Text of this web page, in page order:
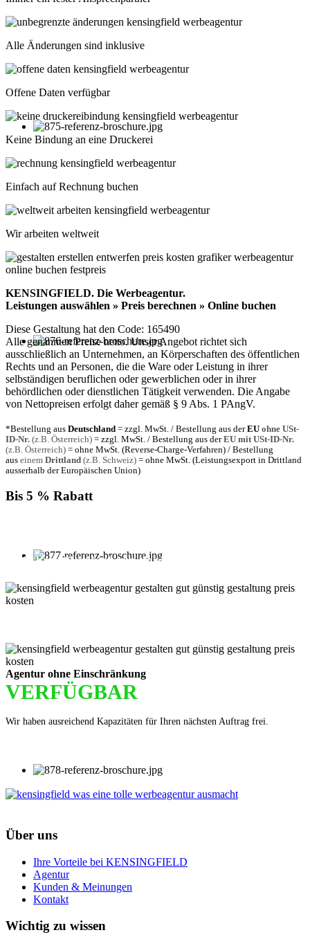
Alle Änderungen sind inklusive
Offene Daten verfügbar
Keine Bindung an eine Druckerei
Einfach auf Rechnung buchen
Wir arbeiten weltweit
KENSINGFIELD. Die Werbeagentur.
Leistungen auswählen » Preis berechnen » Online buchen
Diese Gestaltung hat den Code: 165490
Alle genannten Preise netto. Unser Angebot richtet sich
ausschließlich an Unternehmen, an Körperschaften des öffentlichen
Rechts und an Personen, die die Ware oder Leistung in ihrer
selbständigen beruflichen oder gewerblichen oder in ihrer
behördlichen oder dienstlichen Tätigkeit verwenden. Die Angabe
von Nettopreisen erfolgt daher gemäß § 9 Abs. 1 PAngV.
*Bestellung aus Deutschland = zzgl. MwSt. / Bestellung aus derEU ohne USt-
ID-Nr. (z.B. Österreich) = zzgl. MwSt. / Bestellung aus derEU mit USt-ID-Nr.
(z.B. Österreich) = ohne MwSt. (Reverse-Charge-Verfahren) / Bestellung
aus einem Drittland (z.B. Schweiz) = ohne MwSt. (Leistungsexport in Drittland
ausserhalb der Europäischen Union)
Bis 5 % Rabatt
Einfach im Warenkorb auswählen!
Agentur ohne Einschränkung
VERFÜGBAR
Wir haben ausreichend Kapazitäten für Ihren nächsten Auftrag frei.
Über uns
Ihre Vorteile bei KENSINGFIELD
Agentur
Kunden & Meinungen
Kontakt
Wichtig zu wissen